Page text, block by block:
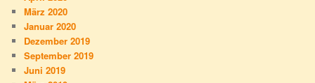
März 2020
Januar 2020
Dezember 2019
September 2019
Juni 2019